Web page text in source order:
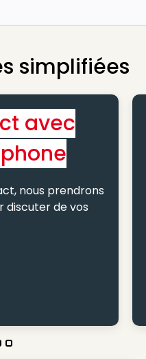
simplifiées
avec
nous prendrons
discuter de vos